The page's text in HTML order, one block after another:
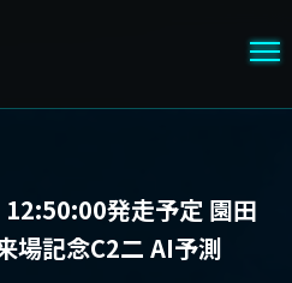
12:50:00発走予定 園田
場記念C2二 AI予測